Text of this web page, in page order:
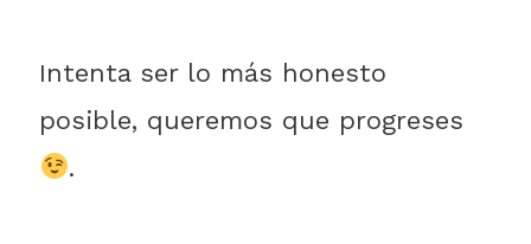
Intenta ser lo más honesto
posible, queremos que progreses
.